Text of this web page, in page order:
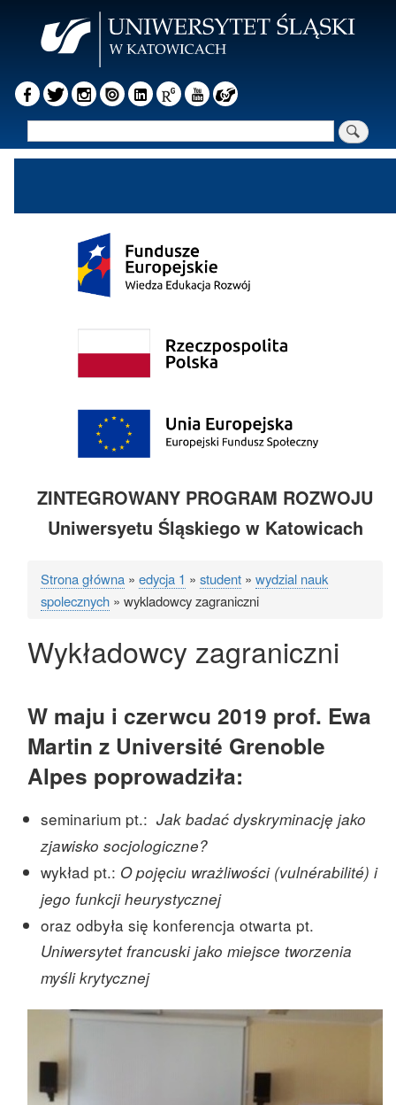
ZINTEGROWANY PROGRAM ROZWOJU
Uniwersyetu Śląskiego w Katowicach
Ścieżka
Strona główna edycja 1 student
wydzial nauk
spolecznych
wykladowcy zagraniczni
Wykładowcy zagraniczni
W maju i czerwcu 2019 prof. Ewa
Martin z Université Grenoble
Alpes poprowadziła:
seminarium pt.: Jak badać dyskryminację jako
zjawisko socjologiczne?
wykład pt.: O pojęciu wrażliwości (vulnérabilité) i
jego funkcji heurystycznej
oraz odbyła się konferencja otwarta pt.
Uniwersytet francuski jako miejsce tworzenia
myśli krytycznej